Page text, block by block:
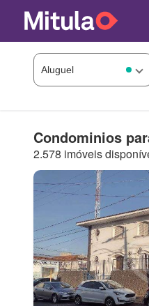
Condominios
2.578 imóveis